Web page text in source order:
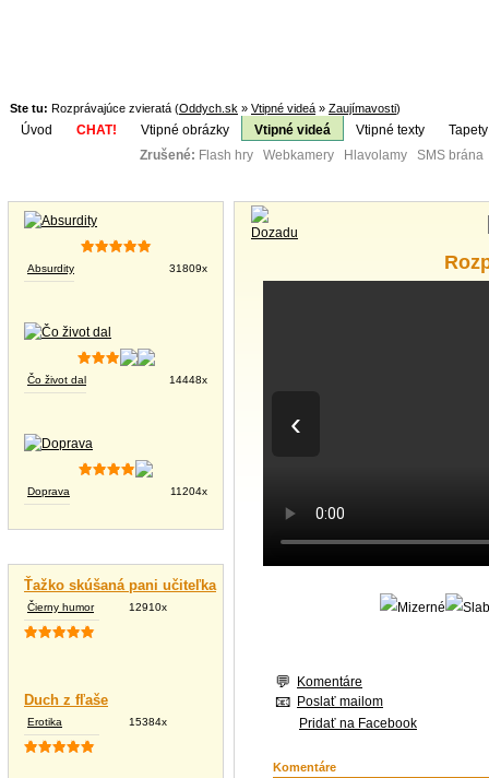
Ste tu: Rozprávajúce zvieratá (Oddych.sk » Vtipné videá » Zaujímavosti)
Úvod CHAT! Vtipné obrázky Vtipné videá Vtipné texty
Zrušené: Flash hry Webkamery Hlavolamy SMS
Absurdity 31809x
Čo život dal 14448x
Doprava 11204x
Ťažko skúšaná pani učiteľka
Čierny humor 12910x
Duch z fľaše
Erotika 15384x
‹
Komentáre
Poslať mailom
Pridať na Facebook
Komentáre